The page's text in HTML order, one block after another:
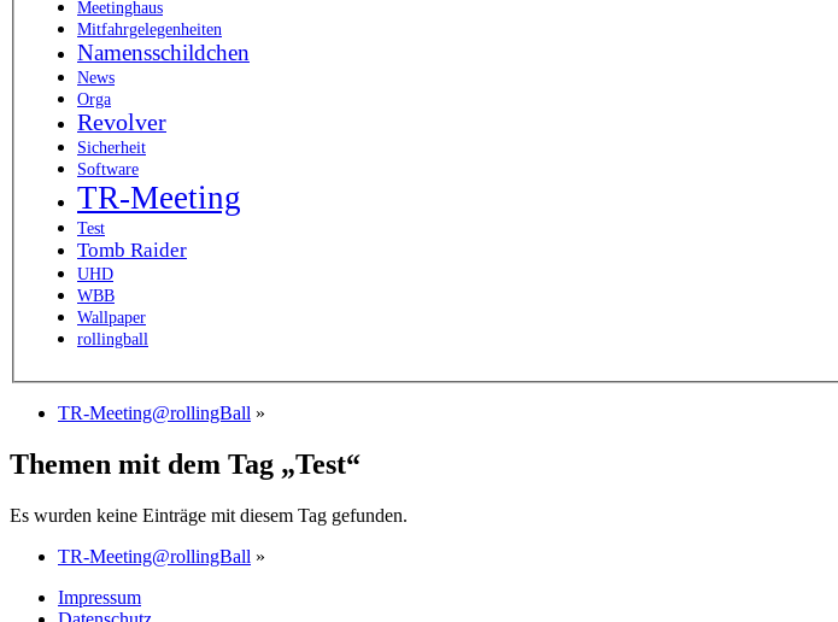
Meetinghaus
Mitfahrgelegenheiten
Namensschildchen
News
Orga
Revolver
Sicherheit
Software
TR-Meeting
Test
Tomb Raider
UHD
WBB
Wallpaper
rollingball
TR-Meeting@rollingBall »
Themen mit dem Tag „Test“
Es wurden keine Einträge mit diesem Tag gefunden.
TR-Meeting@rollingBall »
Impressum